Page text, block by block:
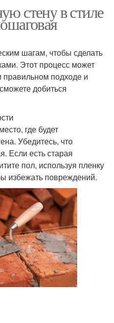
стену в стиле
шагам, чтобы сделать
Этот процесс может
правильном подходе и
добиться
где будет
Убедитесь, что
Если есть старая
пол, используя пленку
избежать повреждений.